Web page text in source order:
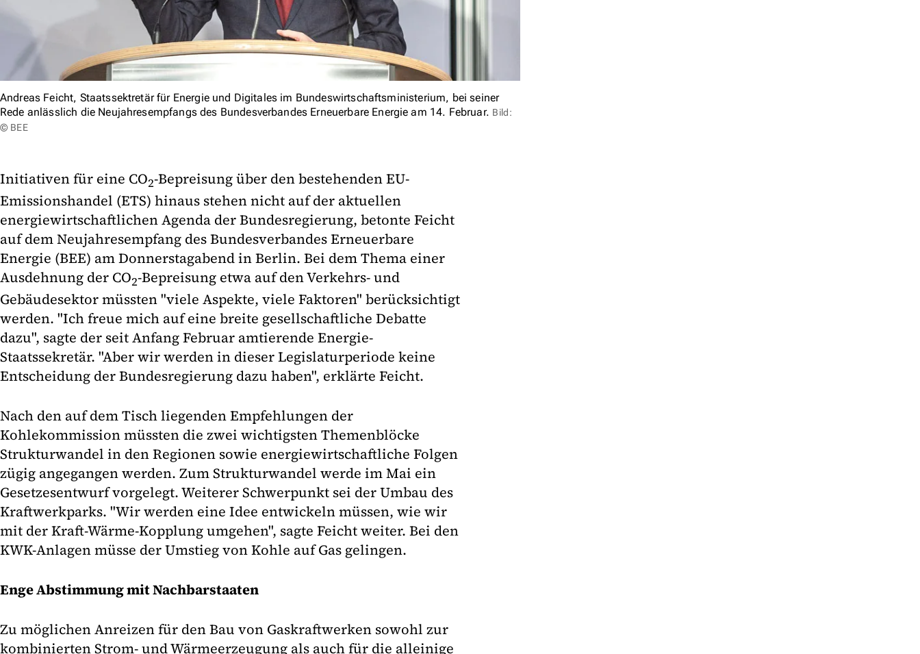
Andreas Feicht, Staatssektretär für Energie und Digitales im Bundeswirtschaftsministerium, bei seiner
Rede anlässlich die Neujahresempfangs des Bundesverbandes Erneuerbare Energie am 14. Februar. Bild:
© BEE
Initiativen für eine CO2-Bepreisung über den bestehenden EU-
Emissionshandel (ETS) hinaus stehen nicht auf der aktuellen
energiewirtschaftlichen Agenda der Bundesregierung, betonte Feicht
auf dem Neujahresempfang des Bundesverbandes Erneuerbare
Energie (BEE) am Donnerstagabend in Berlin. Bei dem Thema einer
Ausdehnung der CO2-Bepreisung etwa auf den Verkehrs- und
Gebäudesektor müssten "viele Aspekte, viele Faktoren" berücksichtigt
werden. "Ich freue mich auf eine breite gesellschaftliche Debatte
dazu", sagte der seit Anfang Februar amtierende Energie-
Staatssekretär. "Aber wir werden in dieser Legislaturperiode keine
Entscheidung der Bundesregierung dazu haben", erklärte Feicht.
Nach den auf dem Tisch liegenden Empfehlungen der
Kohlekommission müssten die zwei wichtigsten Themenblöcke
Strukturwandel in den Regionen sowie energiewirtschaftliche Folgen
zügig angegangen werden. Zum Strukturwandel werde im Mai ein
Gesetzesentwurf vorgelegt. Weiterer Schwerpunkt sei der Umbau des
Kraftwerkparks. "Wir werden eine Idee entwickeln müssen, wie wir
mit der Kraft-Wärme-Kopplung umgehen", sagte Feicht weiter. Bei den
KWK-Anlagen müsse der Umstieg von Kohle auf Gas gelingen.
Enge Abstimmung mit Nachbarstaaten
Zu möglichen Anreizen für den Bau von Gaskraftwerken sowohl zur
kombinierten Strom- und Wärmeerzeugung als auch für die alleinige